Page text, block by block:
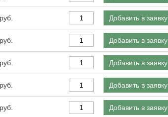
Добавить в заявку
Добавить в заявку
Добавить в заявку
Добавить в заявку
Добавить в заявку